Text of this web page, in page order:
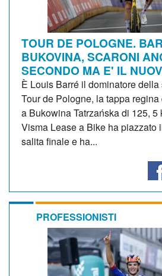
TOUR DE POLOGNE.
BUKOVINA, SCARONI
SECONDO MA E' IL
È Louis Barré il dominatore
Tour de Pologne, la tappa
a Bukowina Tatrzańska di 125, 5
Visma Lease a Bike ha piazzato
salita finale e ha...
PROFESSIONISTI